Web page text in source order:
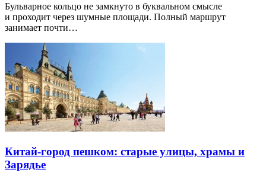
Бульварное кольцо не замкнуто в буквальном смысле
и проходит через шумные площади. Полный маршрут
занимает почти…
Китай-город пешком: старые улицы, храмы и
Зарядье